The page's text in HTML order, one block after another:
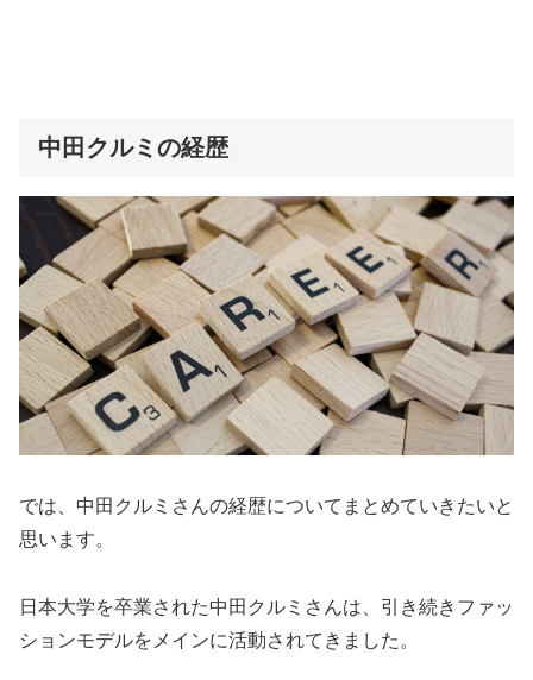
中田クルミの経歴
では、中田クルミさんの経歴についてまとめていきたいと
思います。
日本大学を卒業された中田クルミさんは、引き続きファッ
ションモデルをメインに活動されてきました。